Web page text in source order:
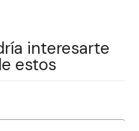
interesarte
estos